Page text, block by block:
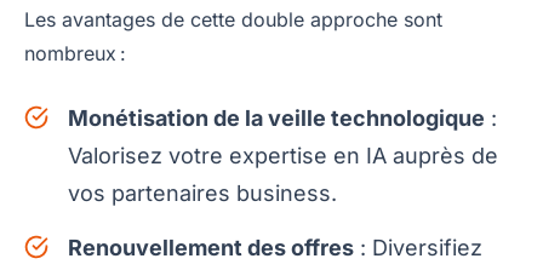
Les avantages de cette double approche sont
nombreux :
Monétisation de la veille technologique :
Valorisez votre expertise en IA auprès de
vos partenaires business.
Renouvellement des offres : Diversifiez